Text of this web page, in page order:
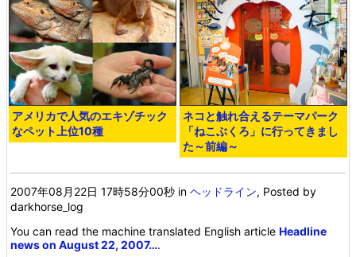
アメリカで人気のエキゾチック
なペット上位10種
ネコと触れ合えるテーマパーク
「ねこぶくろ」に行ってきまし
た～前編～
2007年08月22日 17時58分00秒 inヘッドライン, Posted by
darkhorse_log
You can read the machine translated English articleHeadline
news on August 22, 2007….